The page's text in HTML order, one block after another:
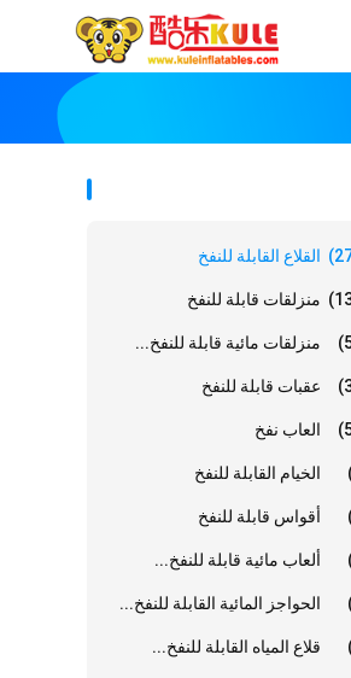
القلاع القابلة للنفخ
منزلقات قابلة للنفخ
منزلقات مائية قابلة للنفخ...
عقبات قابلة للنفخ
العاب نفخ
الخيام القابلة للنفخ
أقواس قابلة للنفخ
ألعاب مائية قابلة للنفخ...
الحواجز المائية القابلة للنفخ...
قلاع المياه القابلة للنفخ...